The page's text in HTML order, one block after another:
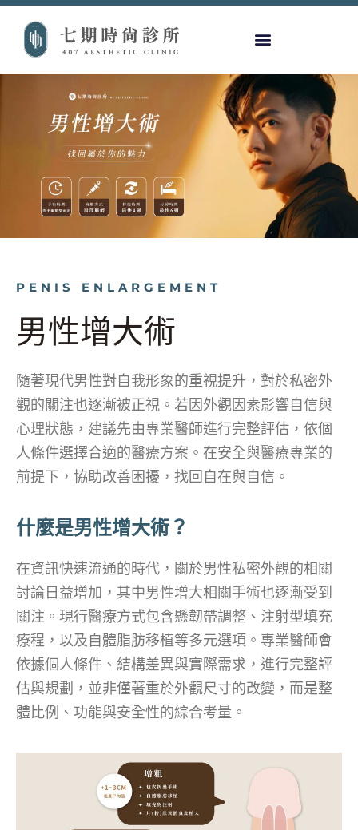
PENIS ENLARGEMENT
男性增大術
隨著現代男性對自我形象的重視提升，對於私密外
觀的關注也逐漸被正視。若因外觀因素影響自信與
心理狀態，建議先由專業醫師進行完整評估，依個
人條件選擇合適的醫療方案。在安全與醫療專業的
前提下，協助改善困擾，找回自在與自信。
什麼是男性增大術？
在資訊快速流通的時代，關於男性私密外觀的相關
討論日益增加，其中男性增大相關手術也逐漸受到
關注。現行醫療方式包含懸韌帶調整、注射型填充
療程，以及自體脂肪移植等多元選項。專業醫師會
依據個人條件、結構差異與實際需求，進行完整評
估與規劃，並非僅著重於外觀尺寸的改變，而是整
體比例、功能與安全性的綜合考量。